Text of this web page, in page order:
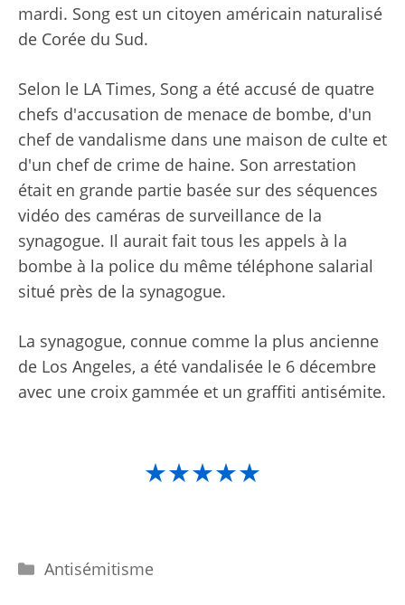
mardi. Song est un citoyen américain naturalisé
de Corée du Sud.
Selon le LA Times, Song a été accusé de quatre
chefs d'accusation de menace de bombe, d'un
chef de vandalisme dans une maison de culte et
d'un chef de crime de haine. Son arrestation
était en grande partie basée sur des séquences
vidéo des caméras de surveillance de la
synagogue. Il aurait fait tous les appels à la
bombe à la police du même téléphone salarial
situé près de la synagogue.
La synagogue, connue comme la plus ancienne
de Los Angeles, a été vandalisée le 6 décembre
avec une croix gammée et un graffiti antisémite.
★★★★★
Catégories
Antisémitisme